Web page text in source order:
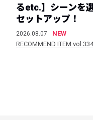
るetc.】シーンを
セットアップ！
2026.08.07
NEW
RECOMMEND ITEM vol.334